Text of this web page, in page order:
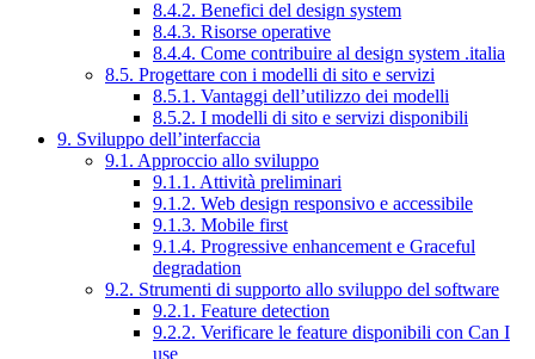
8.4.2. Benefici del design system
8.4.3. Risorse operative
8.4.4. Come contribuire al design system .italia
8.5. Progettare con i modelli di sito e servizi
8.5.1. Vantaggi dell’utilizzo dei modelli
8.5.2. I modelli di sito e servizi disponibili
9. Sviluppo dell’interfaccia
9.1. Approccio allo sviluppo
9.1.1. Attività preliminari
9.1.2. Web design responsivo e accessibile
9.1.3. Mobile first
9.1.4. Progressive enhancement e Graceful
degradation
9.2. Strumenti di supporto allo sviluppo del software
9.2.1. Feature detection
9.2.2. Verificare le feature disponibili con Can I
use